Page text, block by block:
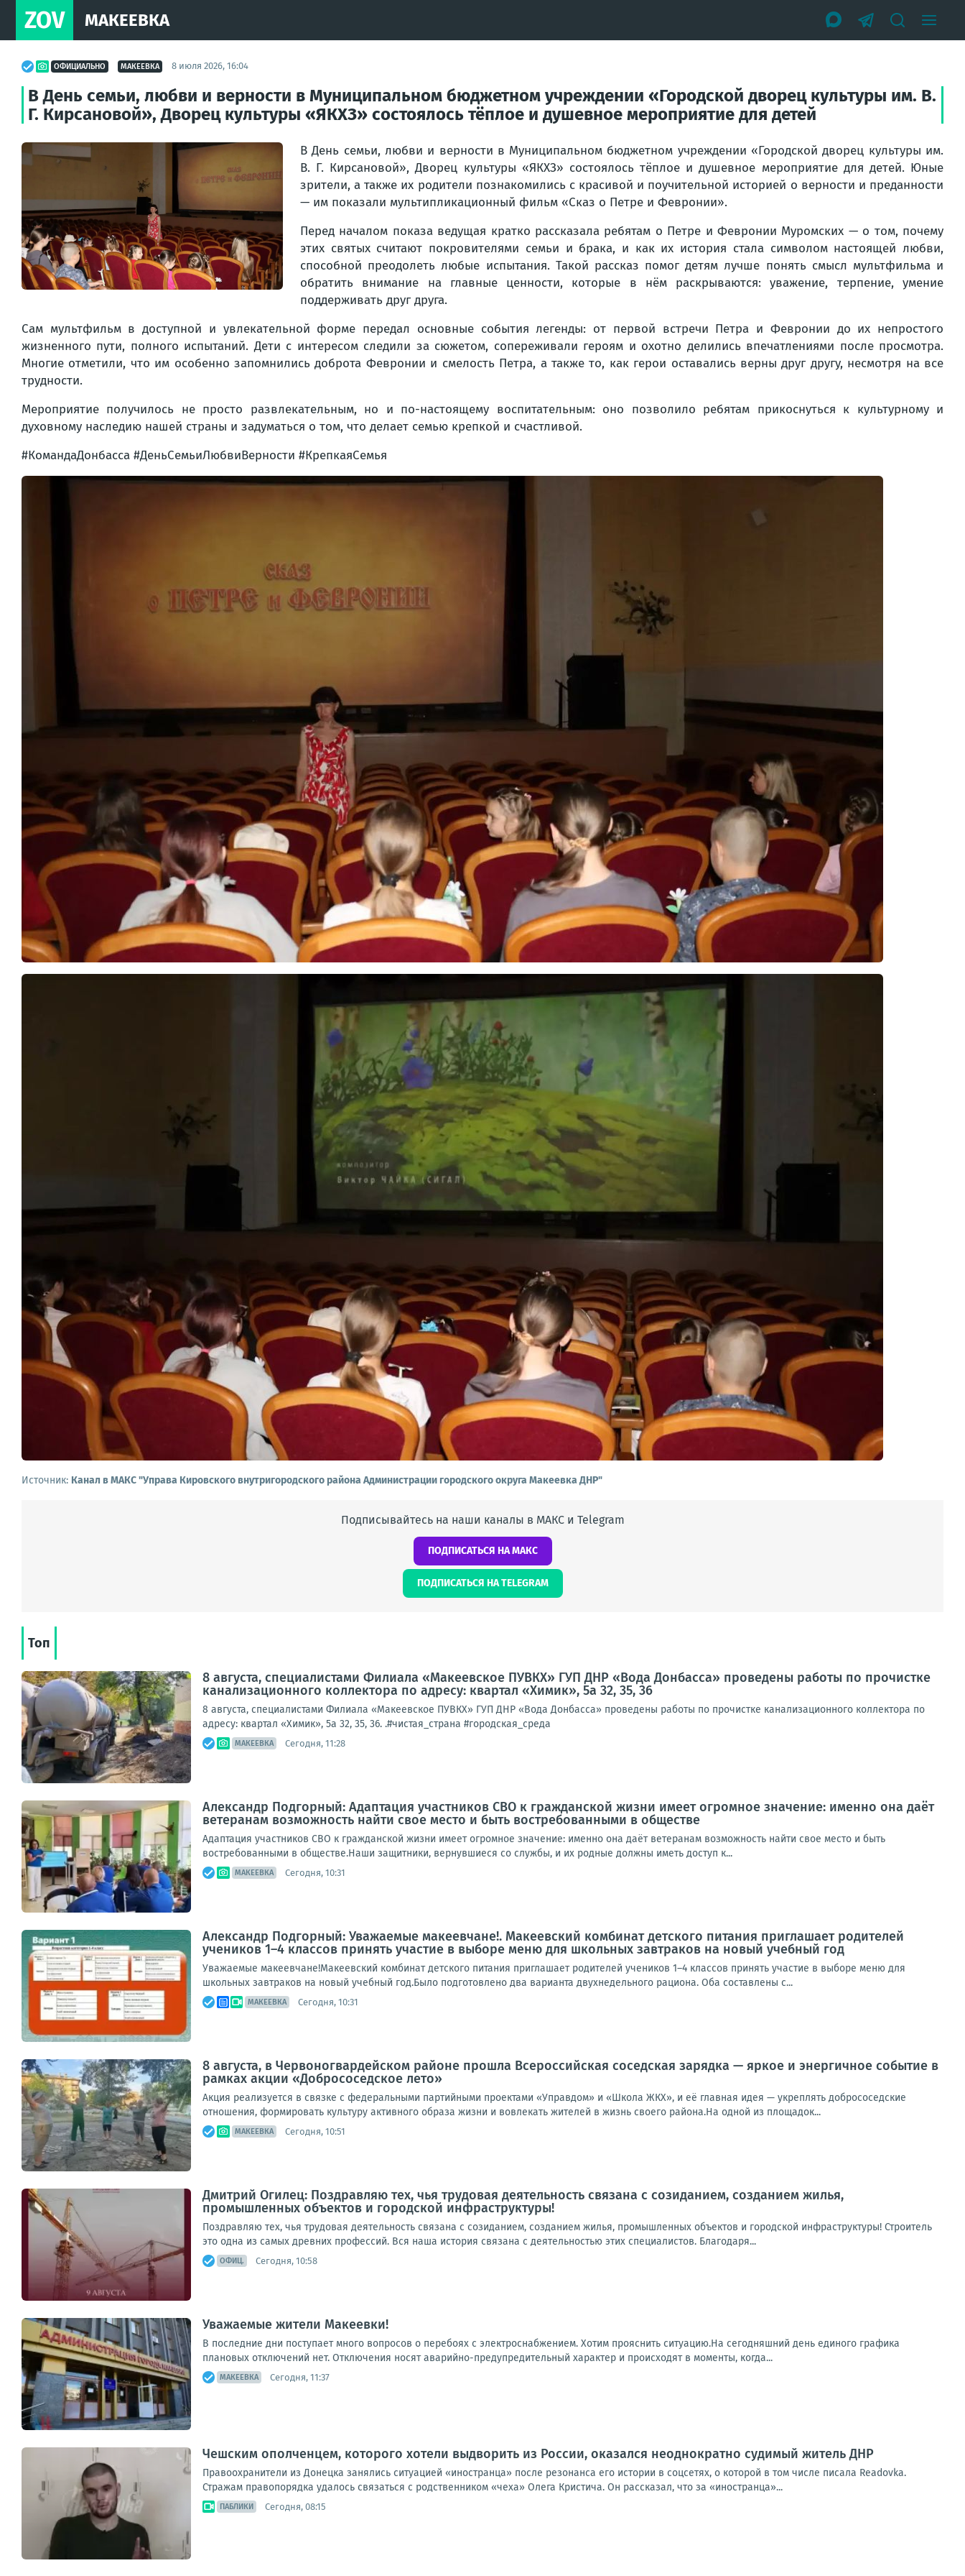
ZOV МАКЕЕВКА
ОФИЦИАЛЬНО МАКЕЕВКА 8 июля 2026, 16:04
В День семьи, любви и верности в Муниципальном бюджетном учреждении «Городской дворец культуры им. В.
Г. Кирсановой», Дворец культуры «ЯКХЗ» состоялось тёплое и душевное мероприятие для детей
В День семьи, любви и верности в Муниципальном бюджетном учреждении «Городской дворец культуры им.
В. Г. Кирсановой», Дворец культуры «ЯКХЗ» состоялось тёплое и душевное мероприятие для детей. Юные
зрители, а также их родители познакомились с красивой и поучительной историей о верности и преданности
— им показали мультипликационный фильм «Сказ о Петре и Февронии».
Перед началом показа ведущая кратко рассказала ребятам о Петре и Февронии Муромских — о том, почему
этих святых считают покровителями семьи и брака, и как их история стала символом настоящей любви,
способной преодолеть любые испытания. Такой рассказ помог детям лучше понять смысл мультфильма и
обратить внимание на главные ценности, которые в нём раскрываются: уважение, терпение, умение
поддерживать друг друга.
Сам мультфильм в доступной и увлекательной форме передал основные события легенды: от первой встречи Петра и Февронии до их непростого
жизненного пути, полного испытаний. Дети с интересом следили за сюжетом, сопереживали героям и охотно делились впечатлениями после просмотра.
Многие отметили, что им особенно запомнились доброта Февронии и смелость Петра, а также то, как герои оставались верны друг другу, несмотря на все
трудности.
Мероприятие получилось не просто развлекательным, но и по-настоящему воспитательным: оно позволило ребятам прикоснуться к культурному и
духовному наследию нашей страны и задуматься о том, что делает семью крепкой и счастливой.
#КомандаДонбасса #ДеньСемьиЛюбвиВерности #КрепкаяСемья
Источник: Канал в МАКС "Управа Кировского внутригородского района Администрации городского округа Макеевка ДНР"
Подписывайтесь на наши каналы в МАКС и Telegram
ПОДПИСАТЬСЯ НА МАКС
ПОДПИСАТЬСЯ НА TELEGRAM
Топ
8 августа, специалистами Филиала «Макеевское ПУВКХ» ГУП ДНР «Вода Донбасса» проведены работы по прочистке
канализационного коллектора по адресу: квартал «Химик», 5а 32, 35, 36
8 августа, специалистами Филиала «Макеевское ПУВКХ» ГУП ДНР «Вода Донбасса» проведены работы по прочистке канализационного коллектора по
адресу: квартал «Химик», 5а 32, 35, 36. .#чистая_страна #городская_среда
МАКЕЕВКА Сегодня, 11:28
Александр Подгорный: Адаптация участников СВО к гражданской жизни имеет огромное значение: именно она даёт
ветеранам возможность найти свое место и быть востребованными в обществе
Адаптация участников СВО к гражданской жизни имеет огромное значение: именно она даёт ветеранам возможность найти свое место и быть
востребованными в обществе.Наши защитники, вернувшиеся со службы, и их родные должны иметь доступ к...
МАКЕЕВКА Сегодня, 10:31
Александр Подгорный: Уважаемые макеевчане!. Макеевский комбинат детского питания приглашает родителей
учеников 1–4 классов принять участие в выборе меню для школьных завтраков на новый учебный год
Уважаемые макеевчане!Макеевский комбинат детского питания приглашает родителей учеников 1–4 классов принять участие в выборе меню для
школьных завтраков на новый учебный год.Было подготовлено два варианта двухнедельного рациона. Оба составлены с...
МАКЕЕВКА Сегодня, 10:31
8 августа, в Червоногвардейском районе прошла Всероссийская соседская зарядка — яркое и энергичное событие в
рамках акции «Добрососедское лето»
Акция реализуется в связке с федеральными партийными проектами «Управдом» и «Школа ЖКХ», и её главная идея — укреплять добрососедские
отношения, формировать культуру активного образа жизни и вовлекать жителей в жизнь своего района.На одной из площадок...
МАКЕЕВКА Сегодня, 10:51
Дмитрий Огилец: Поздравляю тех, чья трудовая деятельность связана с созиданием, созданием жилья,
промышленных объектов и городской инфраструктуры!
Поздравляю тех, чья трудовая деятельность связана с созиданием, созданием жилья, промышленных объектов и городской инфраструктуры! Строитель
это одна из самых древних профессий. Вся наша история связана с деятельностью этих специалистов. Благодаря...
ОФИЦ. Сегодня, 10:58
Уважаемые жители Макеевки!
В последние дни поступает много вопросов о перебоях с электроснабжением. Хотим прояснить ситуацию.На сегодняшний день единого графика
плановых отключений нет. Отключения носят аварийно-предупредительный характер и происходят в моменты, когда...
МАКЕЕВКА Сегодня, 11:37
Чешским ополченцем, которого хотели выдворить из России, оказался неоднократно судимый житель ДНР
Правоохранители из Донецка занялись ситуацией «иностранца» после резонанса его истории в соцсетях, о которой в том числе писала Readovka.
Стражам правопорядка удалось связаться с родственником «чеха» Олега Кристича. Он рассказал, что за «иностранца»...
ПАБЛИКИ Сегодня, 08:15